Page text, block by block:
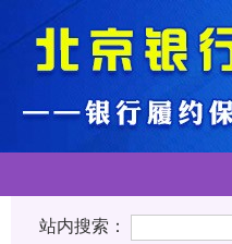
站内搜索：